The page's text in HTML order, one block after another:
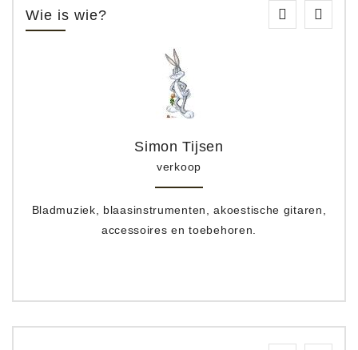
Wie is wie?
Simon Tijsen
verkoop
Bladmuziek, blaasinstrumenten, akoestische gitaren,
accessoires en toebehoren.